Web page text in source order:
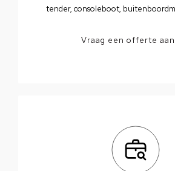
tender, consoleboot,
Vraag een offerte aan